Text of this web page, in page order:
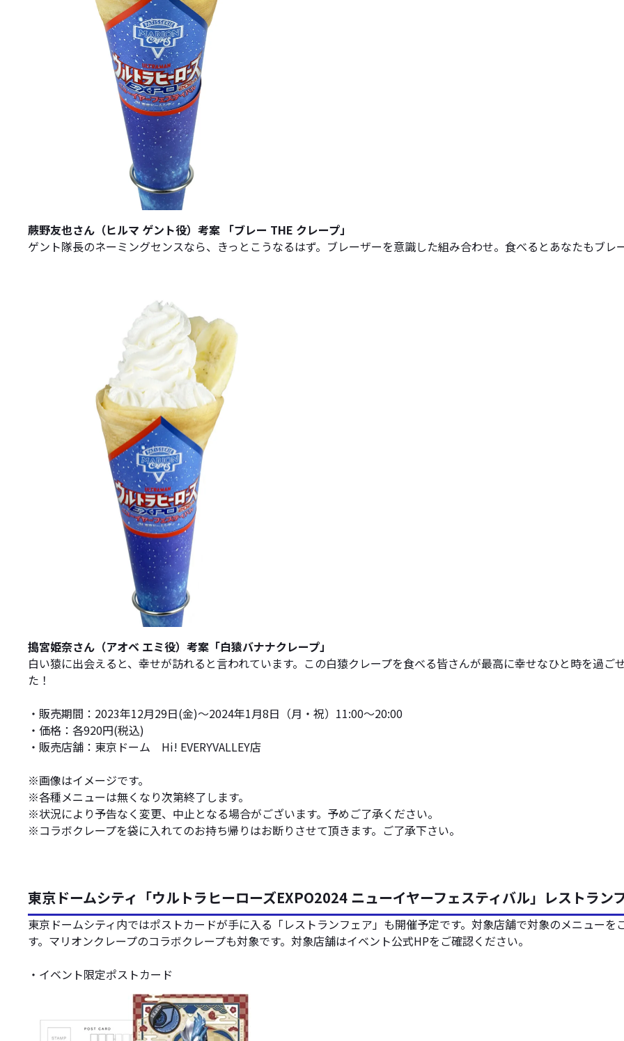
蕨野友也さん（ヒルマ ゲント役）考案 「ブレー THE クレープ」
ゲント隊長のネーミングセンスなら、きっとこうなるはず。ブレーザーを意識した組み合わせ。食べるとあなたもブ
搗宮姫奈さん（アオベ エミ役）考案「白猿バナナクレープ」
白い猿に出会えると、幸せが訪れると言われています。この白猿クレープを食べる皆さんが最高に幸せなひと時を過
た！
・販売期間：2023年12月29日(金)～2024年1月8日（月・祝）11:00～20:00
・価格：各920円(税込)
・販売店舗：東京ドーム Hi! EVERYVALLEY店
※画像はイメージです。
※各種メニューは無くなり次第終了します。
※状況により予告なく変更、中止となる場合がございます。予めご了承ください。
※コラボクレープを袋に入れてのお持ち帰りはお断りさせて頂きます。ご了承下さい。
東京ドームシティ「ウルトラヒーローズEXPO2024 ニューイヤーフェスティバル」レストラン
東京ドームシティ内ではポストカードが手に入る「レストランフェア」も開催予定です。対象店舗で対象のメニュー
す。マリオンクレープのコラボクレープも対象です。対象店舗はイベント公式HPをご確認ください。
・イベント限定ポストカード